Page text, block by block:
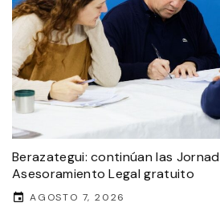
Berazategui: continúan las
Asesoramiento Legal gratuito
AGOSTO 7, 2026